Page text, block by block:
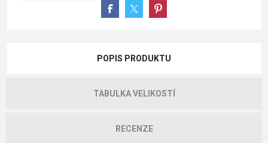
POPIS PRODUKTU
TABULKA VELIKOSTÍ
RECENZE